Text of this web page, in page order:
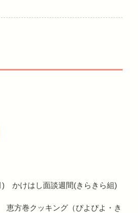
) かけはし面談週間(きらきら組)
方巻クッキング（ぴよぴよ・き